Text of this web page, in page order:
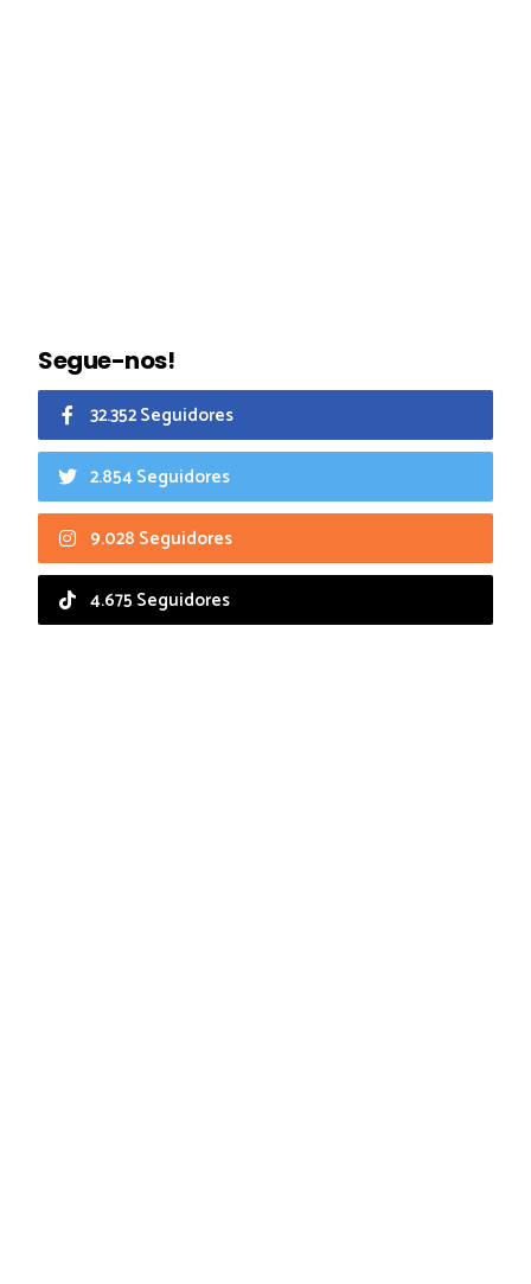
Segue-nos!
32.352 Seguidores
2.854 Seguidores
9.028 Seguidores
4.675 Seguidores